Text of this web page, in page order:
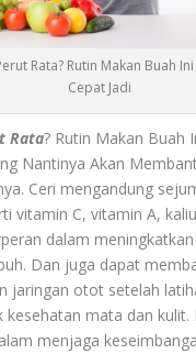
Rata? Rutin Makan Buah
Cepat Jadi
Rata? Rutin Makan Buah
Nantinya Akan
Ceri mengandung
vitamin C, vitamin A,
dalam
Dan juga dapat
jaringan otot setelah
kesehatan mata dan kulit.
menjaga